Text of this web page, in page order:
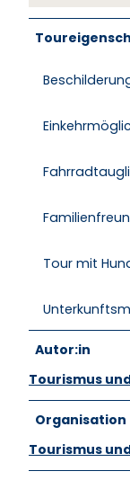
Tour mit
Autor:in
Tourismus
Organisation
Tourismus